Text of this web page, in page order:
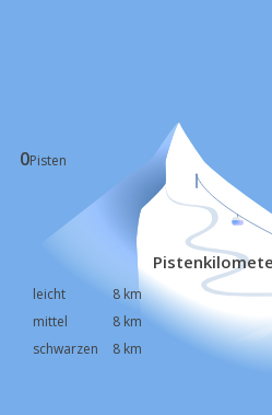
0Pisten
leicht
8 km
mittel
8 km
schwarzen
8 km